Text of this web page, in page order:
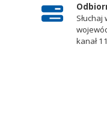
kanał